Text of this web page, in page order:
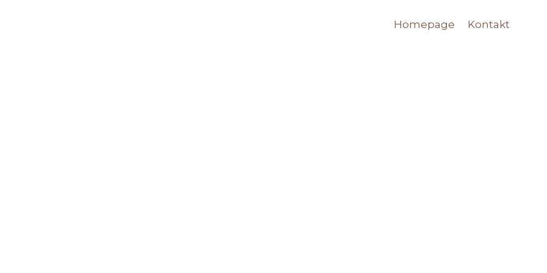
Homepage Kontakt